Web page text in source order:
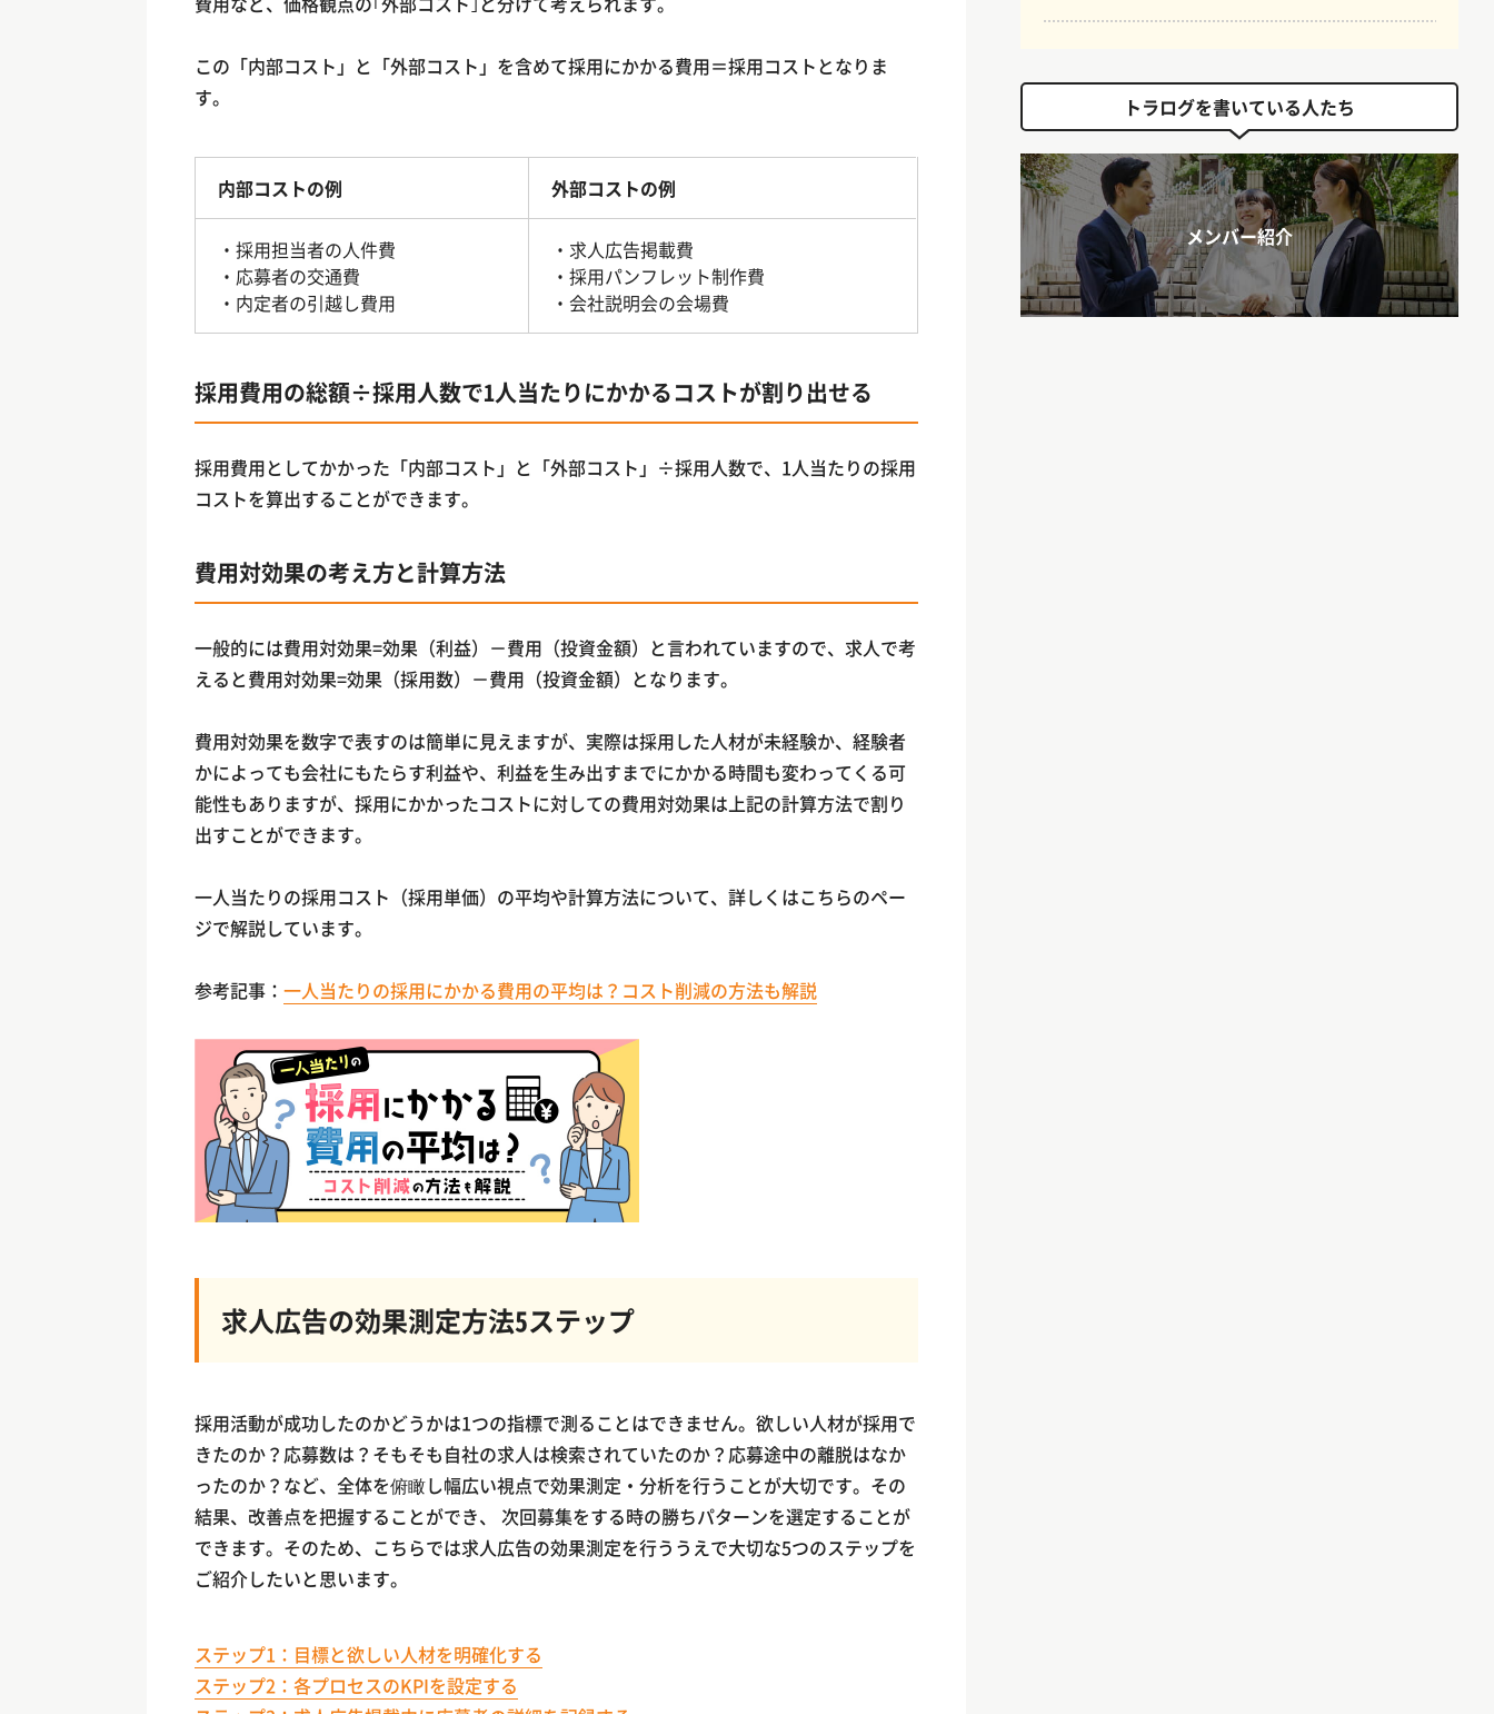
この「内部コスト」と「外部コスト」を含めて採用にかかる費用＝採用コストとなりま
す。
内部コストの例 外部コストの例
・採用担当者の人件費
・応募者の交通費
・内定者の引越し費用
・求人広告掲載費
・採用パンフレット制作費
・会社説明会の会場費
採用費用の総額÷採用人数で1人当たりにかかるコストが割り出せる
採用費用としてかかった「内部コスト」と「外部コスト」÷採用人数で、1人当たりの採用
コストを算出することができます。
費用対効果の考え方と計算方法
一般的には費用対効果=効果（利益）－費用（投資金額）と言われていますので、求人で考
えると費用対効果=効果（採用数）－費用（投資金額）となります。
費用対効果を数字で表すのは簡単に見えますが、実際は採用した人材が未経験か、経験者
かによっても会社にもたらす利益や、利益を生み出すまでにかかる時間も変わってくる可
能性もありますが、採用にかかったコストに対しての費用対効果は上記の計算方法で割り
出すことができます。
一人当たりの採用コスト（採用単価）の平均や計算方法について、詳しくはこちらのペー
ジで解説しています。
参考記事：一人当たりの採用にかかる費用の平均は？コスト削減の方法も解説
求人広告の効果測定方法5ステップ
採用活動が成功したのかどうかは1つの指標で測ることはできません。欲しい人材が採用で
きたのか？応募数は？そもそも自社の求人は検索されていたのか？応募途中の離脱はなか
ったのか？など、全体を俯瞰し幅広い視点で効果測定・分析を行うことが大切です。その
結果、改善点を把握することができ、 次回募集をする時の勝ちパターンを選定することが
できます。そのため、こちらでは求人広告の効果測定を行ううえで大切な5つのステップを
ご紹介したいと思います。
ステップ1：目標と欲しい人材を明確化する
ステップ2：各プロセスのKPIを設定する
トラログを書いている人たち
メンバー紹介